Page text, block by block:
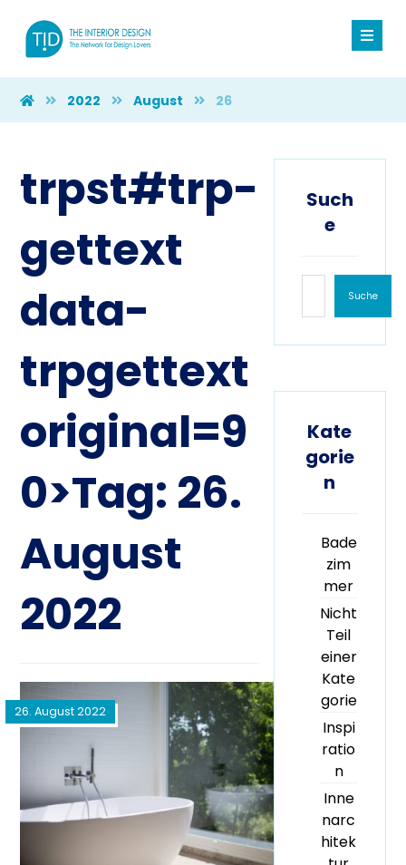
2022 August 26
trpst#trp-
gettext
data-
trpgettext
original=9
0>Tag: 26.
August
2022
26. August 2022
Such
e
Suche
Kate
gorie
n
Bade
zim
mer
Nicht
Teil
einer
Kate
gorie
Inspi
ratio
n
Inne
narc
hitek